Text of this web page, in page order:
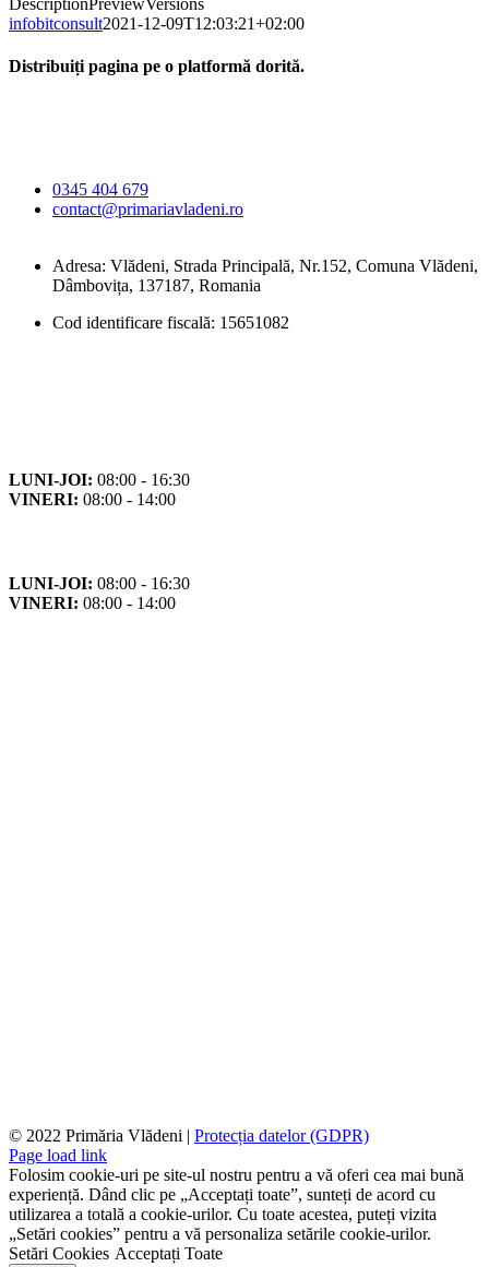
DescriptionPreviewVersions
infobitconsult2021-12-09T12:03:21+02:00
Distribuiți pagina pe o platformă dorită.
0345 404 679
contact@primariavladeni.ro
Adresa: Vlădeni, Strada Principală, Nr.152, Comuna Vlădeni,
Dâmbovița, 137187, Romania
Cod identificare fiscală: 15651082
LUNI-JOI: 08:00 - 16:30
VINERI: 08:00 - 14:00
LUNI-JOI: 08:00 - 16:30
VINERI: 08:00 - 14:00
© 2022 Primăria Vlădeni | Protecția datelor (GDPR)
Page load link
Folosim cookie-uri pe site-ul nostru pentru a vă oferi cea mai bună
experiență. Dând clic pe „Acceptați toate”, sunteți de acord cu
utilizarea a totală a cookie-urilor. Cu toate acestea, puteți vizita
„Setări cookies” pentru a vă personaliza setările cookie-urilor.
Setări Cookies Acceptați Toate